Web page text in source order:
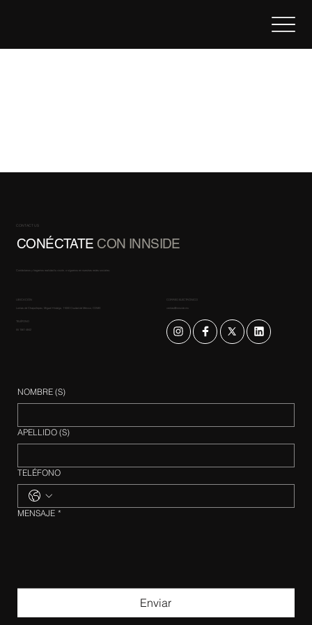
NOMBRE (S)
APELLIDO (S)
TELÉFONO
MENSAJE *
Enviar
CONTACT US
CONÉCTATE CON INNSIDE
Contáctanos y hagamos realidad tu visión, o síguenos en nuestras redes sociales:
UBICACIÓN
Lomas de Chapultepec, Miguel Hidalgo, 11000 Ciudad de México, CDMX
CORREO ELECTRÓNICO
ventas@innside.mx
55 1561 4842